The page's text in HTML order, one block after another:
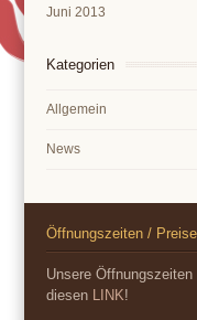
Juni 2013
Kategorien
Allgemein
News
Öffnungszeiten / Preise
Unsere
diesen LINK!